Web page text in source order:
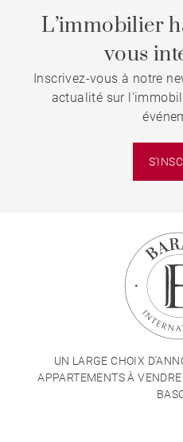
L’immobilier
vous
Inscrivez-vous à notre
actualité sur
UN LARGE CHOIX
APPARTEMENTS À